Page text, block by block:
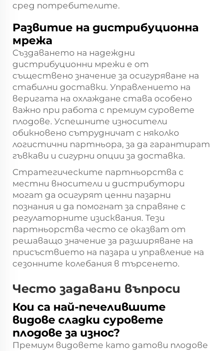
сред потребителите.
Развитие на дистрибуционна
мрежа
Създаването на надеждни
дистрибуционни мрежи е от
съществено значение за осигуряване на
стабилни доставки. Управлението на
веригата на охлаждане става особено
важно при работа с премиум суровете
плодове. Успешните износители
обикновено сътрудничат с няколко
логистични партньора, за да гарантират
гъвкави и сигурни опции за доставка.
Стратегическите партньорства с
местни вносители и дистрибутори
могат да осигурят ценни пазарни
познания и да помогнат за справяне с
регулаторните изисквания. Тези
партньорства често се оказват от
решаващо значение за разширяване на
присъствието на пазара и управление на
сезонните колебания в търсенето.
Често задавани въпроси
Кои са най-печелившите
видове сладки суровете
плодове за износ?
Премиум видовете като датови плодове